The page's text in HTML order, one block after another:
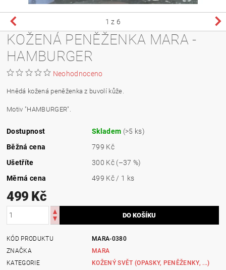
1 z 6
KOŽENÁ PENĚŽENKA MARA -
HAMBURGER
Neohodnoceno
Hnědá kožená peněženka z buvolí kůže.
Motiv "HAMBURGER".
Dostupnost Skladem (>5 ks)
Běžná cena
799 Kč
Ušetříte
300 Kč (–37 %)
Měrná cena
499 Kč / 1 ks
499 Kč
KÓD PRODUKTU
MARA-0380
ZNAČKA
MARA
KATEGORIE
KOŽENÝ SVĚT (OPASKY, PENĚŽENKY, ...)